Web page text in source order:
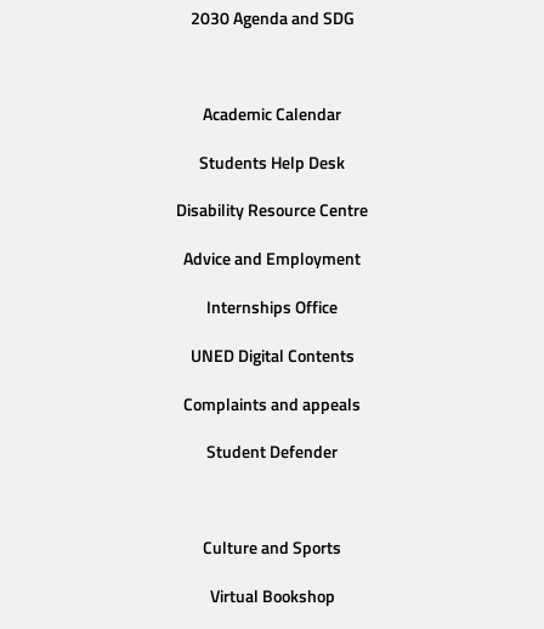
2030 Agenda and SDG
Academic Calendar
Students Help Desk
Disability Resource Centre
Advice and Employment
Internships Office
UNED Digital Contents
Complaints and appeals
Student Defender
Culture and Sports
Virtual Bookshop